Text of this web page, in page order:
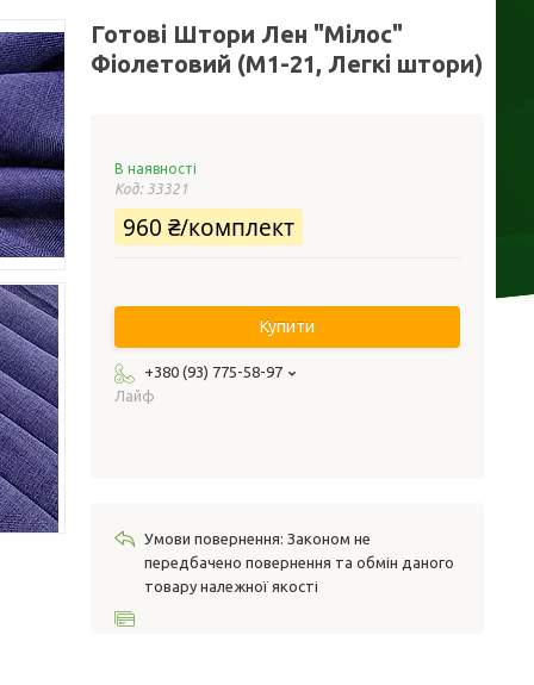
Готові Штори Лен "Мілос"
Фіолетовий (М1-21, Легкі штори)
В наявності
Код: 33321
960 ₴/комплект
Купити
+380 (93) 775-58-97
Лайф
Законом не
передбачено повернення та обмін даного
товару належної якості